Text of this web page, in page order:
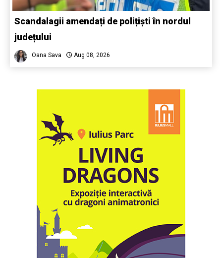
Scandalagii amendați de polițiști în nordul
județului
Oana Sava Aug 08, 2026